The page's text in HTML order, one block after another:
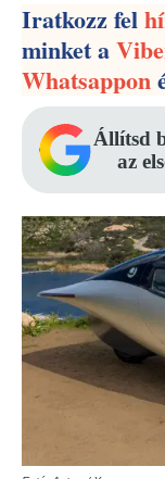
Iratkozz fel
minket a
Whatsappon
Állítsd
az